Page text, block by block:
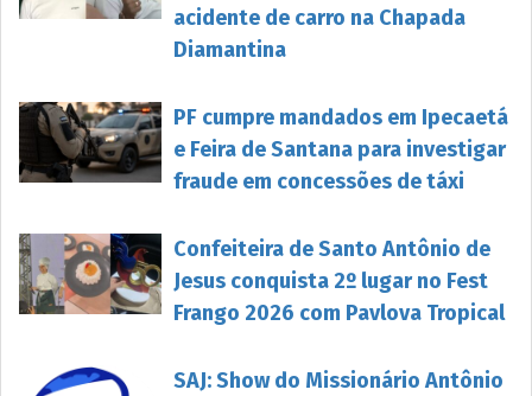
acidente de carro na Chapada
Diamantina
PF cumpre mandados em Ipecaetá
e Feira de Santana para investigar
fraude em concessões de táxi
Confeiteira de Santo Antônio de
Jesus conquista 2º lugar no Fest
Frango 2026 com Pavlova Tropical
SAJ: Show do Missionário Antônio